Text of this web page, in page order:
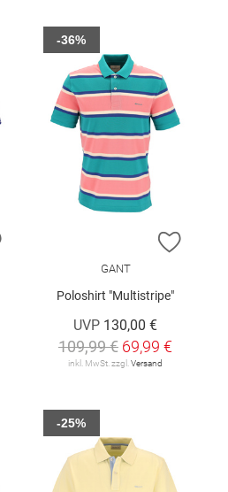
ZUR WUNSCHLISTE HINZUFÜGEN
ZUR
GANT
Poloshirt "Multistripe"
UVP 130,00 €
109,99 € 69,99 €
inkl. MwSt. zzgl. Versand
-36%
-25%